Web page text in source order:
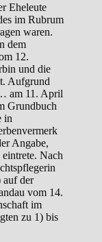
Eheleute
im Rubrum
waren.
dem
12.
und die
Aufgrund
am 11. April
Grundbuch
in
Angabe,
Nach
auf der
vom 14.
im
zu 1) bis